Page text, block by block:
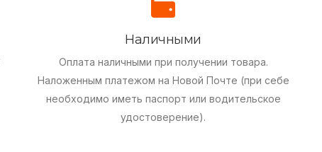
Наличными
Оплата наличными при получении товара.
Наложенным платежом на Новой Почте (при себе
необходимо иметь паспорт или водительское
удостоверение).